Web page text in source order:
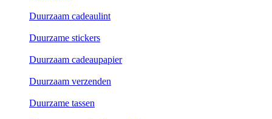
Duurzaam cadeaulint
Duurzame stickers
Duurzaam cadeaupapier
Duurzaam verzenden
Duurzame tassen